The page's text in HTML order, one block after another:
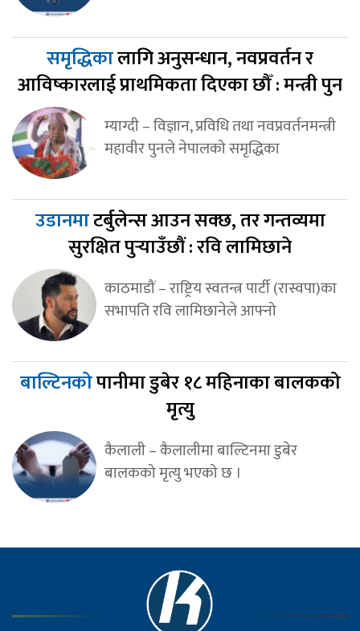
समृद्धिकालागि अनुसन्धान, नवप्रवर्तन र
आविष्कारलाई प्राथमिकता दिएका छौँ : मन्त्री पुन
म्याग्दी – विज्ञान, प्रविधि तथा नवप्रवर्तनमन्त्री
महावीर पुनले नेपालको समृद्धिका
उडानमाटर्बुलेन्स आउन सक्छ, तर गन्तव्यमा
सुरक्षित पुर्‍याउँछौं : रवि लामिछाने
काठमाडौं – राष्ट्रिय स्वतन्त्र पार्टी (रास्वपा)का
सभापति रवि लामिछानेले आफ्नो
बाल्टिनकोपानीमा डुबेर १८ महिनाका बालकको
मृत्यु
कैलाली – कैलालीमा बाल्टिनमा डुबेर
बालकको मृत्यु भएको छ ।